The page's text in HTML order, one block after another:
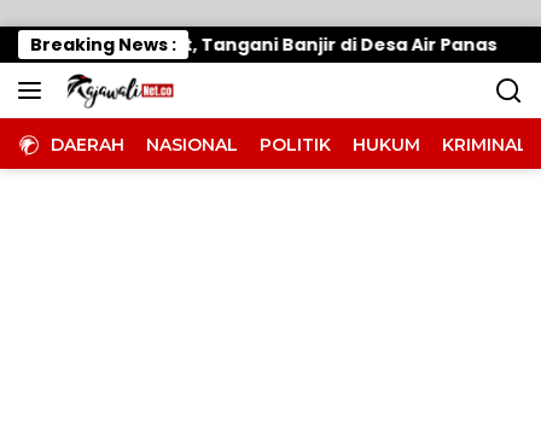
Breaking News :
Gerak Cepat, Tangani Banjir di Desa Air Panas
DAERAH NASIONAL POLITIK HUKUM KRIMINAL